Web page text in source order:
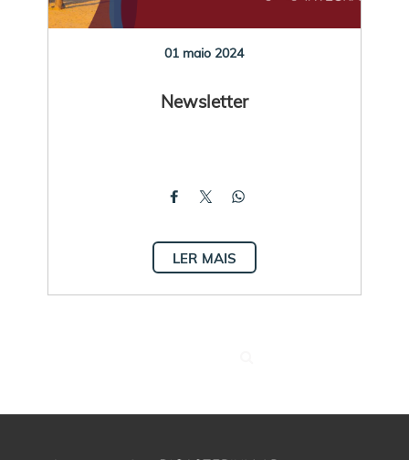
01 maio 2024
Newsletter
LER MAIS